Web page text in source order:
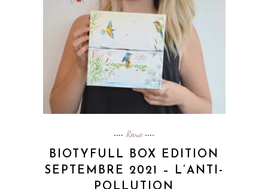
Revue
BIOTYFULL BOX EDITION
SEPTEMBRE 2021 – L’ANTI-